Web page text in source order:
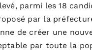
parmi les 18
par la
de créer une
par toute la